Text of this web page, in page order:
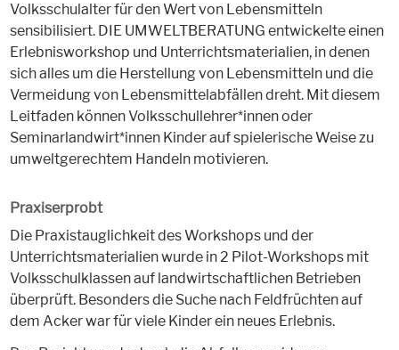
Volksschulalter für den Wert von Lebensmitteln
sensibilisiert. DIE UMWELTBERATUNG entwickelte einen
Erlebnisworkshop und Unterrichtsmaterialien, in denen
sich alles um die Herstellung von Lebensmitteln und die
Vermeidung von Lebensmittelabfällen dreht. Mit diesem
Leitfaden können Volksschullehrer*innen oder
Seminarlandwirt*innen Kinder auf spielerische Weise zu
umweltgerechtem Handeln motivieren.
Praxiserprobt
Die Praxistauglichkeit des Workshops und der
Unterrichtsmaterialien wurde in 2 Pilot-Workshops mit
Volksschulklassen auf landwirtschaftlichen Betrieben
überprüft. Besonders die Suche nach Feldfrüchten auf
dem Acker war für viele Kinder ein neues Erlebnis.